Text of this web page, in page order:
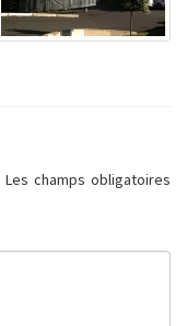
Les champs obligatoires